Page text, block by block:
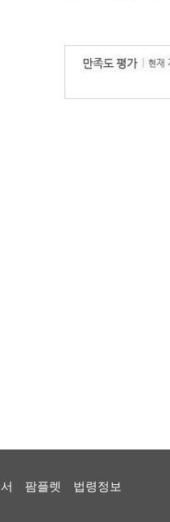
팜플렛
법령정보